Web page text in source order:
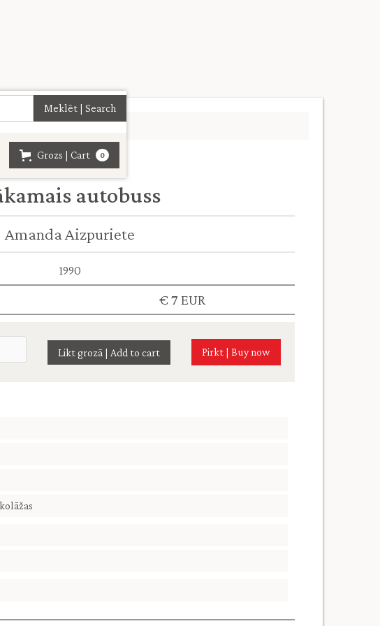
Grozs | Cart 0
autobuss
Amanda Aizpuriete
1990
€ 7 EUR
Pirkt | Buy now